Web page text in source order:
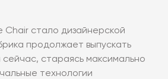
Chair стало дизайнерской
продолжает выпускать
сейчас, стараясь максимально
технологии